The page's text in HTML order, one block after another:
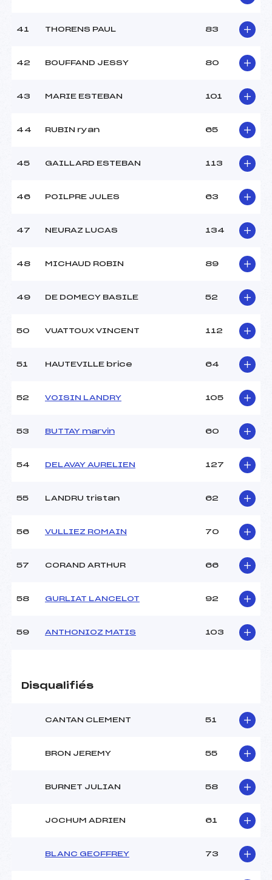
41 THORENS PAUL 83
42 BOUFFAND JESSY 80
43 MARIE ESTEBAN 101
44 RUBIN ryan 65
45 GAILLARD ESTEBAN 113
46 POILPRE JULES 63
47 NEURAZ LUCAS 134
48 MICHAUD ROBIN 89
49 DE DOMECY BASILE 52
50 VUATTOUX VINCENT 112
51 HAUTEVILLE brice 64
52 VOISIN LANDRY 105
53 BUTTAY marvin 60
54 DELAVAY AURELIEN 127
55 LANDRU tristan 62
56 VULLIEZ ROMAIN 70
57 CORAND ARTHUR 66
58 GURLIAT LANCELOT 92
59 ANTHONIOZ MATIS 103
Disqualifiés
CANTAN CLEMENT 51
BRON JEREMY 55
BURNET JULIAN 58
JOCHUM ADRIEN 61
BLANC GEOFFREY 73